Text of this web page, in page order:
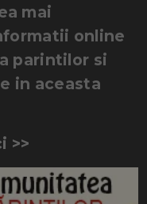
mai
online
parintilor si
in aceasta
>>